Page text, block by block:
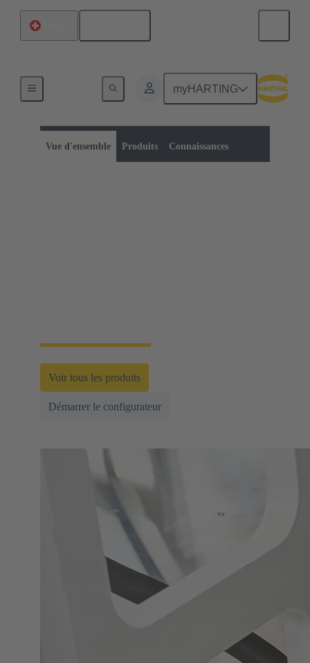
myHARTING
Vue d'ensemble Produits Connaissances
Connecteurs circulaires
Voir tous les produits
Démarrer le configurateur